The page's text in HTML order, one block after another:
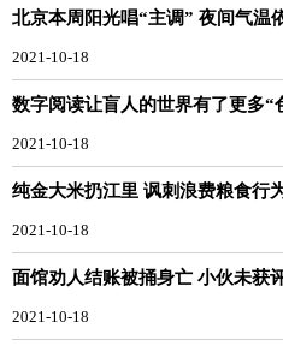
北京本周阳光唱“主调” 夜间气温
2021-10-18
数字阅读让盲人的世界有了更多“
2021-10-18
纯金大米扔江里 讽刺浪费粮食行
2021-10-18
面馆劝人结账被捅身亡 小伙未获
2021-10-18